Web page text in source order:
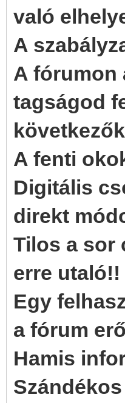
való
A
A fórumon
tagságod
A fenti
Digitális
direkt
Tilos a sor
erre utaló!!
Egy
a fórum
Hamis